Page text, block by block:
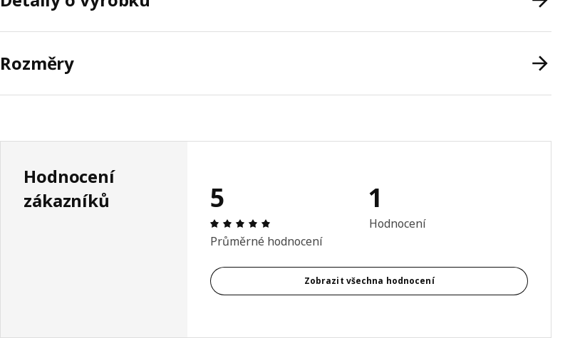
Rozměry
Hodnocení
zákazníků
5
Hodnocení výrobku: 5 z 5 hvězdičky/hvězdiček Hodnocení celkem: 1
Průměrné hodnocení
1
Hodnocení
Zobrazit všechna hodnocení